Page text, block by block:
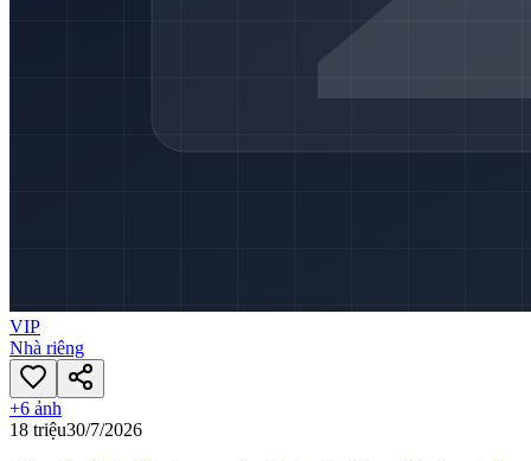
VIP
Nhà riêng
+6 ảnh
18 triệu30/7/2026